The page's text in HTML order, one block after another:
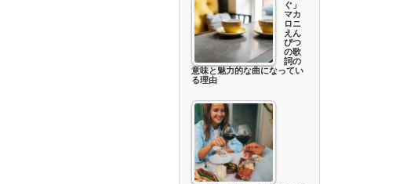
ぐ」
マカ
ロニ
えん
ぴつ
の歌
詞の
意味と魅力的な曲になってい
る理由